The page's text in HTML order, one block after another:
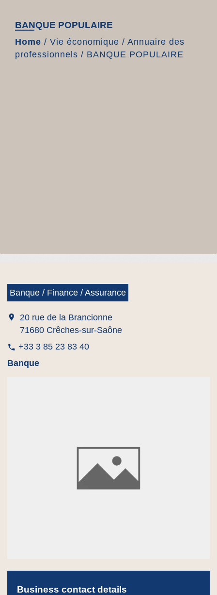
BANQUE POPULAIRE
Home / Vie économique / Annuaire des
professionnels / BANQUE POPULAIRE
Banque / Finance / Assurance
location_on
20 rue de la Brancionne
71680 Crêches-sur-Saône
phone +33 3 85 23 83 40
Banque
Business contact details